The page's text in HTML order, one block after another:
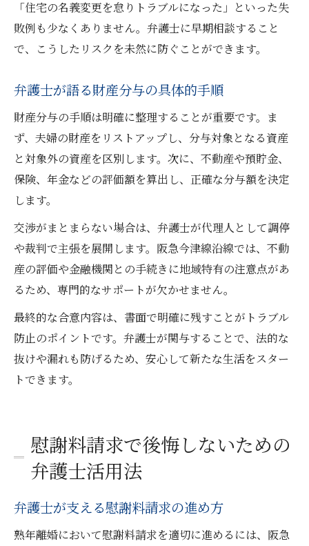
「住宅の名義変更を怠りトラブルになった」といった失
敗例も少なくありません。弁護士に早期相談すること
で、こうしたリスクを未然に防ぐことができます。
弁護士が語る財産分与の具体的手順
財産分与の手順は明確に整理することが重要です。ま
ず、夫婦の財産をリストアップし、分与対象となる資産
と対象外の資産を区別します。次に、不動産や預貯金、
保険、年金などの評価額を算出し、正確な分与額を決定
します。
交渉がまとまらない場合は、弁護士が代理人として調停
や裁判で主張を展開します。阪急今津線沿線では、不動
産の評価や金融機関との手続きに地域特有の注意点があ
るため、専門的なサポートが欠かせません。
最終的な合意内容は、書面で明確に残すことがトラブル
防止のポイントです。弁護士が関与することで、法的な
抜けや漏れも防げるため、安心して新たな生活をスター
トできます。
慰謝料請求で後悔しないための
弁護士活用法
弁護士が支える慰謝料請求の進め方
熟年離婚において慰謝料請求を適切に進めるには、阪急